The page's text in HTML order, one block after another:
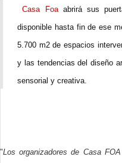
Casa Foaabrirá sus
disponible hasta fin de ese
5.700 m2 de espacios
y las tendencias del diseño
sensorial y creativa.
"Los organizadores de Casa